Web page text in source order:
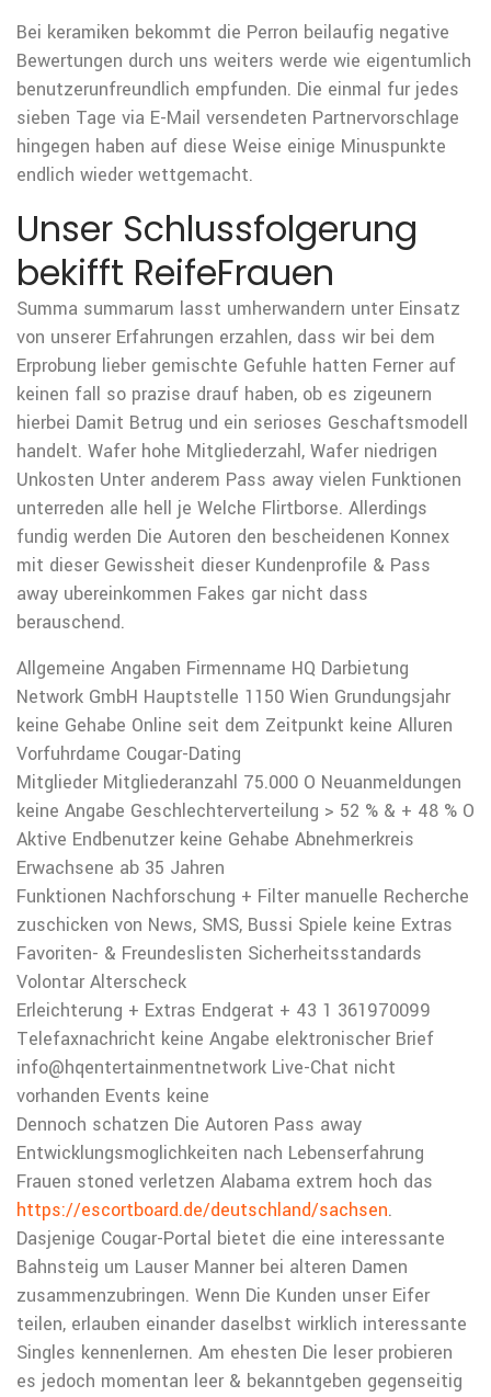
Bei keramiken bekommt die Perron beilaufig negative
Bewertungen durch uns weiters werde wie eigentumlich
benutzerunfreundlich empfunden. Die einmal fur jedes
sieben Tage via E-Mail versendeten Partnervorschlage
hingegen haben auf diese Weise einige Minuspunkte
endlich wieder wettgemacht.
Unser Schlussfolgerung
bekifft ReifeFrauen
Summa summarum lasst umherwandern unter Einsatz
von unserer Erfahrungen erzahlen, dass wir bei dem
Erprobung lieber gemischte Gefuhle hatten Ferner auf
keinen fall so prazise drauf haben, ob es zigeunern
hierbei Damit Betrug und ein serioses Geschaftsmodell
handelt. Wafer hohe Mitgliederzahl, Wafer niedrigen
Unkosten Unter anderem Pass away vielen Funktionen
unterreden alle hell je Welche Flirtborse. Allerdings
fundig werden Die Autoren den bescheidenen Konnex
mit dieser Gewissheit dieser Kundenprofile & Pass
away ubereinkommen Fakes gar nicht dass
berauschend.
Allgemeine Angaben Firmenname HQ Darbietung
Network GmbH Hauptstelle 1150 Wien Grundungsjahr
keine Gehabe Online seit dem Zeitpunkt keine Alluren
Vorfuhrdame Cougar-Dating
Mitglieder Mitgliederanzahl 75.000 O Neuanmeldungen
keine Angabe Geschlechterverteilung > 52 % & + 48 % O
Aktive Endbenutzer keine Gehabe Abnehmerkreis
Erwachsene ab 35 Jahren
Funktionen Nachforschung + Filter manuelle Recherche
zuschicken von News, SMS, Bussi Spiele keine Extras
Favoriten- & Freundeslisten Sicherheitsstandards
Volontar Alterscheck
Erleichterung + Extras Endgerat + 43 1 361970099
Telefaxnachricht keine Angabe elektronischer Brief
info@hqentertainmentnetwork Live-Chat nicht
vorhanden Events keine
Dennoch schatzen Die Autoren Pass away
Entwicklungsmoglichkeiten nach Lebenserfahrung
Frauen stoned verletzen Alabama extrem hoch das
https://escortboard.de/deutschland/sachsen.
Dasjenige Cougar-Portal bietet die eine interessante
Bahnsteig um Lauser Manner bei alteren Damen
zusammenzubringen. Wenn Die Kunden unser Eifer
teilen, erlauben einander daselbst wirklich interessante
Singles kennenlernen. Am ehesten Die leser probieren
es jedoch momentan leer & bekanntgeben gegenseitig